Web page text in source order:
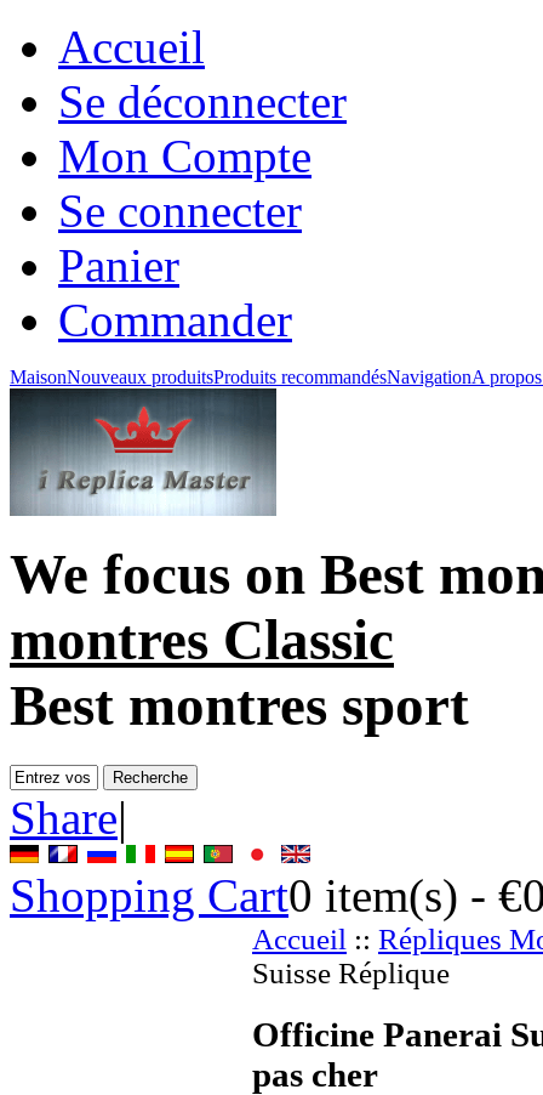
Accueil
Se déconnecter
Mon Compte
Se connecter
Panier
Commander
MaisonNouveaux produitsProduits recommandésNavigationA
We focus on Best
montres Classic
Best montres sport
Share|
Shopping Cart0 item(s) -
Accueil :: Répliques
Suisse Réplique
Officine Panerai
pas cher